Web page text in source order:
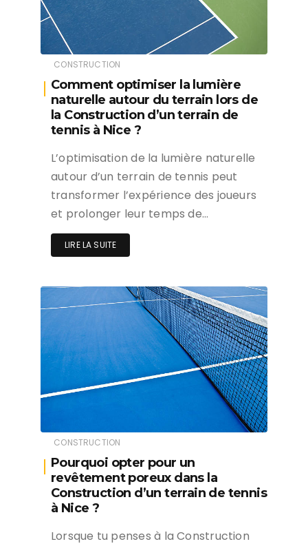
CONSTRUCTION
Comment optimiser la lumière
naturelle autour du terrain lors de
la Construction d’un terrain de
tennis à Nice ?
L’optimisation de la lumière naturelle
autour d’un terrain de tennis peut
transformer l’expérience des joueurs
et prolonger leur temps de…
LIRE LA SUITE
CONSTRUCTION
Pourquoi opter pour un
revêtement poreux dans la
Construction d’un terrain de tennis
à Nice ?
Lorsque tu penses à la Construction